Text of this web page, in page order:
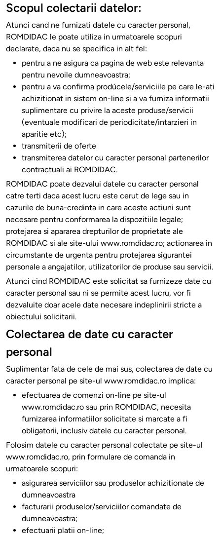
Scopul colectarii datelor:
Atunci cand ne furnizati datele cu caracter personal,
ROMDIDAC le poate utiliza in urmatoarele scopuri
declarate, daca nu se specifica in alt fel:
pentru a ne asigura ca pagina de web este relevanta
pentru nevoile dumneavoastra;
pentru a va confirma prodúcele/serviciile pe care le-ati
achizitionat in sistem on-line si a va furniza informatii
suplimentare cu privire la aceste produse/servicii
(eventuale modificari de periodicitate/intarzieri in
aparitie etc);
transmiterii de oferte
transmiterea datelor cu caracter personal partenerilor
contractuali ai ROMDIDAC.
ROMDIDAC poate dezvalui datele cu caracter personal
catre terti daca acest lucru este cerut de lege sau in
cazurile de buna-credinta in care aceste actiuni sunt
necesare pentru conformarea la dispozitiile legale;
protejarea si apararea drepturilor de proprietate ale
ROMDIDAC si ale site-ului www.romdidac.ro; actionarea in
circumstante de urgenta pentru protejarea sigurantei
personale a angajatilor, utilizatorilor de produse sau servicii.
Atunci cind ROMDIDAC este solicitat sa furnizeze date cu
caracter personal sau ni se permite acest lucru, vor fi
dezvaluite doar acele date necesare indeplinirii stricte a
obiectului solicitarii.
Colectarea de date cu caracter
personal
Suplimentar fata de cele de mai sus, colectarea de date cu
caracter personal pe site-ul www.romdidac.ro implica:
efectuarea de comenzi on-line pe site-ul
www.romdidac.ro sau prin ROMDIDAC, necesita
furnizarea informatiilor solicitate si marcate a fi
obligatorii, inclusiv datele cu caracter personal.
Folosim datele cu caracter personal colectate pe site-ul
www.romdidac.ro, prin formulare de comanda in
urmatoarele scopuri:
asigurarea serviciilor sau produselor achizitionate de
dumneavoastra
facturarii produselor/serviciilor comandate de
dumneavoastra;
efectuarii platii on-line;